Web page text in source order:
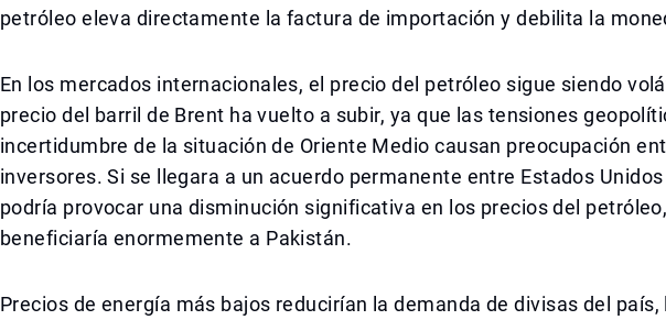
petróleo eleva directamente la factura de importación y debilita la
En los mercados internacionales, el precio del petróleo sigue siendo
precio del barril de Brent ha vuelto a subir, ya que las tensiones
incertidumbre de la situación de Oriente Medio causan preocupación
inversores. Si se llegara a un acuerdo permanente entre Estados Unidos
podría provocar una disminución significativa en los precios del
beneficiaría enormemente a Pakistán.
Precios de energía más bajos reducirían la demanda de divisas del país,